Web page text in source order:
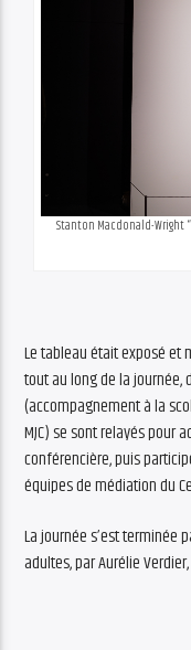
Stanton Macdonald-Wright
Le tableau était exposé et
tout au long de la journée,
(accompagnement à la
MJC) se sont relayés pour
conférencière, puis
équipes de médiation du
La journée s’est terminée
adultes, par Aurélie